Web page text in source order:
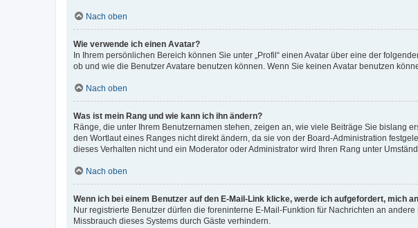
Nach oben
Wie verwende ich einen Avatar?
In Ihrem persönlichen Bereich können Sie unter „Profil“ einen Avatar über eine der
ob und wie die Benutzer Avatare benutzen können. Wenn Sie keinen Avatar benutzen
Nach oben
Was ist mein Rang und wie kann ich ihn ändern?
Ränge, die unter Ihrem Benutzernamen stehen, zeigen an, wie viele Beiträge Sie bislang
den Wortlaut eines Ranges nicht direkt ändern, da sie von der Board-Administration
dieses Verhalten nicht und ein Moderator oder Administrator wird Ihren Rang unter
Nach oben
Wenn ich bei einem Benutzer auf den E-Mail-Link klicke, werde ich aufgefordert, mich
Nur registrierte Benutzer dürfen die foreninterne E-Mail-Funktion für Nachrichten an
Missbrauch dieses Systems durch Gäste verhindern.